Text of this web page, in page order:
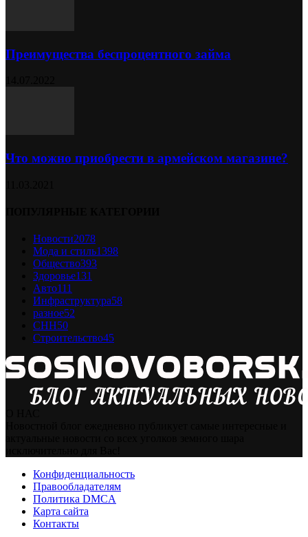
Преимущества беспроцентного займа
Что можно приобрести в армейском магазине?
Новости2078
Мода и стиль1398
Общество393
Здоровье131
Авто111
Инфраструктура58
разное52
СНН50
Строительство45
Конфиденциальность
Правообладателям
Политика DMCA
Карта сайта
Контакты